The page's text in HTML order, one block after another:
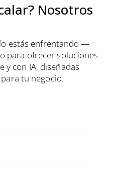
Nosotros
estás enfrentando —
para ofrecer soluciones
y con IA, diseñadas
tu negocio.